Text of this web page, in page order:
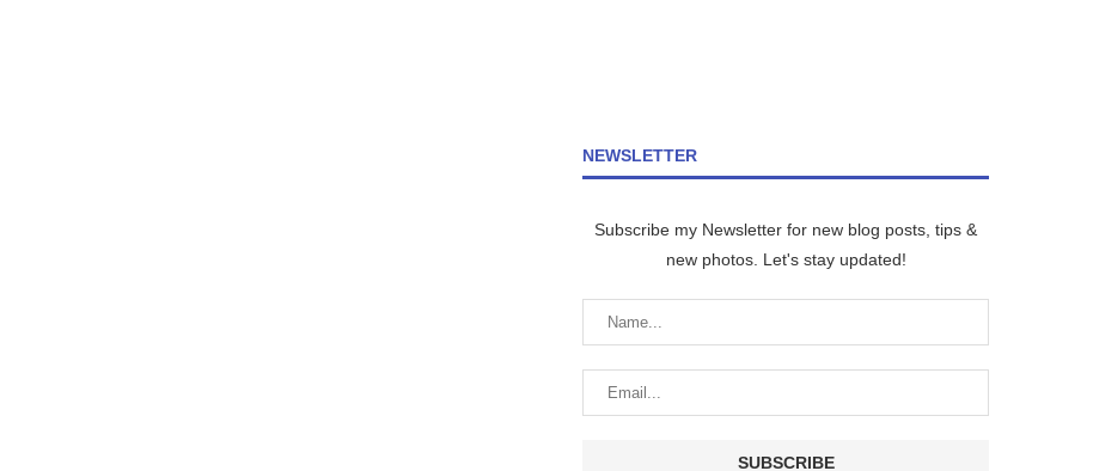
NEWSLETTER
Subscribe my Newsletter for new blog posts, tips &
new photos. Let's stay updated!